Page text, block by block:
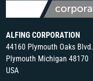
ALFING CORPORATION
44160 Plymouth Oaks Blvd.
Plymouth Michigan 48170
USA